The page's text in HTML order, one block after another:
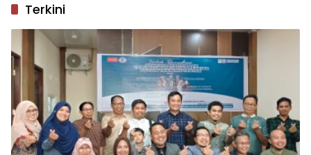
Terkini